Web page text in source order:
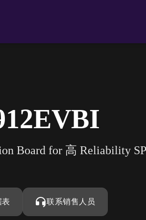
Board for 高 Reliability
表 联系销售人员